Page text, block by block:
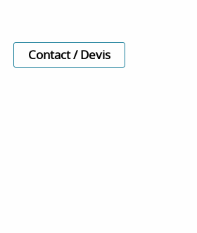
Contact / Devis